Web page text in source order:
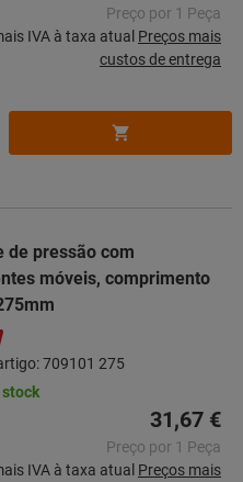
Preço por 1 Peça
IVA à taxa atual Preços mais
custos de entrega
de pressão com
móveis, comprimento
709101 275
stock
31,67 €
Preço por 1 Peça
IVA à taxa atual Preços mais